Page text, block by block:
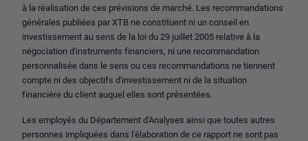
à la réalisation de ces prévisions de marché. Les recommandations
générales publiées par XTB ne constituent ni un conseil en
investissement au sens de la loi du 29 juillet 2005 relative à la
négociation d'instruments financiers, ni une recommandation
personnalisée dans le sens ou ces recommandations ne tiennent
compte ni des objectifs d'investissement ni de la situation
financière du client auquel elles sont présentées.
Les employés du Département d'Analyses ainsi que toutes autres
personnes impliquées dans l'élaboration de ce rapport ne sont pas